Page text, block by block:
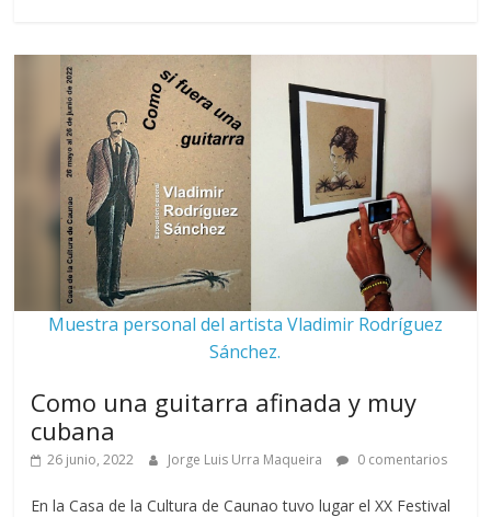
Muestra personal del artista Vladimir Rodríguez
Sánchez.
Como una guitarra afinada y muy
cubana
26 junio, 2022 Jorge Luis Urra Maqueira 0 comentarios
En la Casa de la Cultura de Caunao tuvo lugar el XX Festival